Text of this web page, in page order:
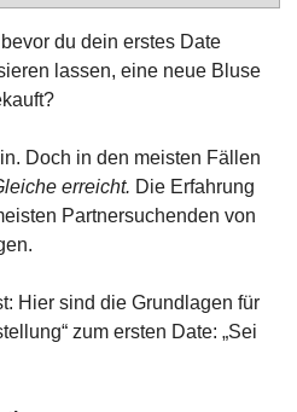
du dein erstes Date
lassen, eine neue Bluse
Doch in den meisten Fällen
erreicht. Die Erfahrung
Partnersuchenden von
Hier sind die Grundlagen für
zum ersten Date: „Sei